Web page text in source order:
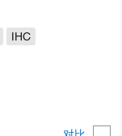
IHC